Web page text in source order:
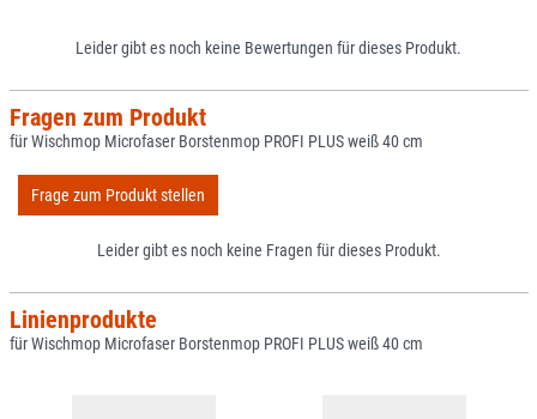
Leider gibt es noch keine Bewertungen für dieses Produkt.
Fragen zum Produkt
für Wischmop Microfaser Borstenmop PROFI PLUS weiß 40 cm
Frage zum Produkt stellen
Leider gibt es noch keine Fragen für dieses Produkt.
Linienprodukte
für Wischmop Microfaser Borstenmop PROFI PLUS weiß 40 cm